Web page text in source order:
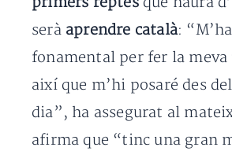
serà aprendre català:
fonamental per fer la meva
així que m’hi posaré des
dia”, ha assegurat al
afirma que “tinc una gran